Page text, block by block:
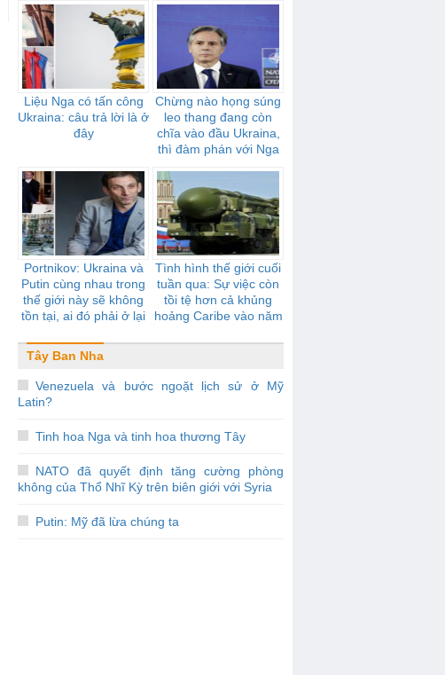
Liệu Nga có tấn công
Ukraina: câu trả lời là ở
đây
Chừng nào họng súng
leo thang đang còn
chĩa vào đầu Ukraina,
thì đàm phán với Nga
Portnikov: Ukraina và
Putin cùng nhau trong
thế giới này sẽ không
tồn tại, ai đó phải ở lại
Tình hình thế giới cuối
tuần qua: Sự việc còn
tồi tệ hơn cả khủng
hoảng Caribe vào năm
Tây Ban Nha
Venezuela và bước ngoặt lịch sử ở Mỹ
Latin?
Tinh hoa Nga và tinh hoa thương Tây
NATO đã quyết định tăng cường phòng
không của Thổ Nhĩ Kỳ trên biên giới với Syria
Putin: Mỹ đã lừa chúng ta